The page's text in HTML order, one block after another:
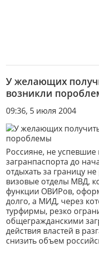
У желающих
возникли
09:36, 5 июля 2004
Россияне, не
загранпаспорта до
отдыхать за границу
визовые отделы МВД,
функции ОВИРов,
долго, а МИД, через
турфирмы, резко
общегражданскими
действия властей в
снизить объем